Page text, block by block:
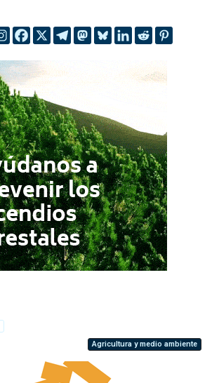
Agricultura y medio ambiente